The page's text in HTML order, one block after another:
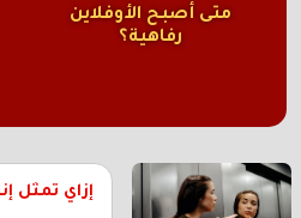
متى أصبح الأوفلاين
رفاهية؟
إزاي تمثل